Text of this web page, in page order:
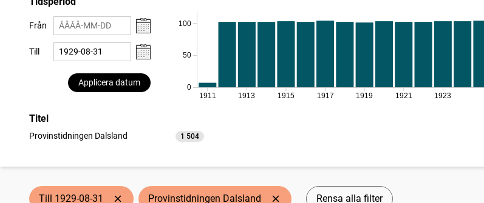
Från
Till
Applicera datum
0
50
100
1911 1913 1915 1917 1919 1921 1923
Titel
Provinstidningen Dalsland 1 504
träffar
Till 1929-08-31 Provinstidningen Dalsland Rensa alla filter